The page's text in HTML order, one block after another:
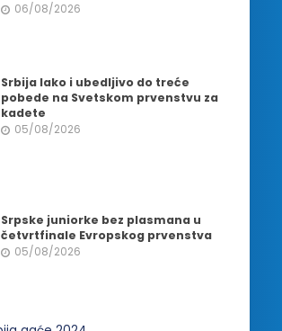
06/08/2026
Srbija lako i ubedljivo do treće
pobede na Svetskom prvenstvu za
kadete
05/08/2026
Srpske juniorke bez plasmana u
četvrtfinale Evropskog prvenstva
05/08/2026